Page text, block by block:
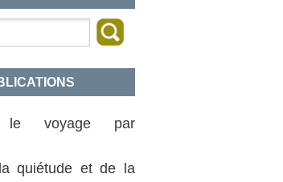
voyage par
quiétude et de la